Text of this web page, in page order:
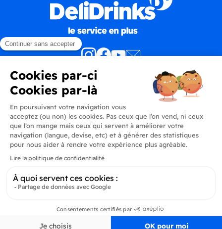
Produits
En savoir plus
Informations
Inscrivez-vous et soyez au courant de toutes les dernières nouveautés de